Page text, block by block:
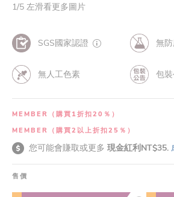
1/5 左滑看更多圖片
SGS國家認證 無
無人工色素 包
MEMBER（購買1折扣20％）
MEMBER（購買2以上折扣25％）
您可能會賺取或更多 現金紅利NT$35.
售價